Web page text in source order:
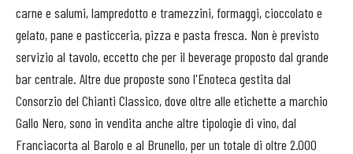
carne e salumi, lampredotto e tramezzini, formaggi, cioccolato e
gelato, pane e pasticceria, pizza e pasta fresca. Non è previsto
servizio al tavolo, eccetto che per il beverage proposto dal grande
bar centrale. Altre due proposte sono l'Enoteca gestita dal
Consorzio del Chianti Classico, dove oltre alle etichette a marchio
Gallo Nero, sono in vendita anche altre tipologie di vino, dal
Franciacorta al Barolo e al Brunello, per un totale di oltre 2.000